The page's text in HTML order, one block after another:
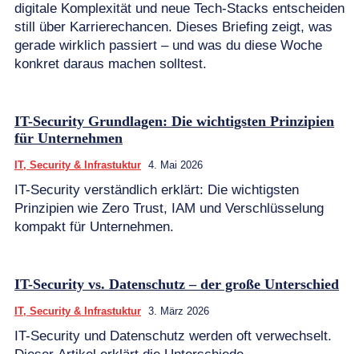
digitale Komplexität und neue Tech-Stacks entscheiden
still über Karrierechancen. Dieses Briefing zeigt, was
gerade wirklich passiert – und was du diese Woche
konkret daraus machen solltest.
IT-Security Grundlagen: Die wichtigsten Prinzipien
für Unternehmen
IT, Security & Infrastuktur 4. Mai 2026
IT-Security verständlich erklärt: Die wichtigsten
Prinzipien wie Zero Trust, IAM und Verschlüsselung
kompakt für Unternehmen.
IT-Security vs. Datenschutz – der große Unterschied
IT, Security & Infrastuktur 3. März 2026
IT-Security und Datenschutz werden oft verwechselt.